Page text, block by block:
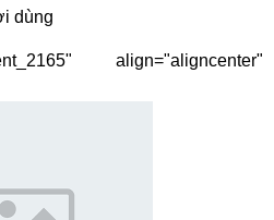
dùng
align="aligncenter"